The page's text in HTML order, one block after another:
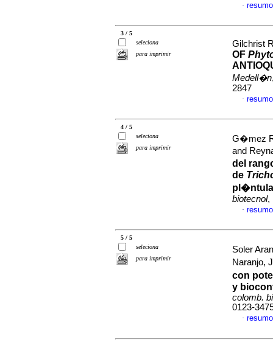
·
3 / 5
seleciona
para imprimir
Gilchrist
OF
Medell�n
2847
·
4 / 5
seleciona
para imprimir
G�mez
and
del
de
biotecnol,
·
5 / 5
seleciona
para imprimir
Soler
Naranjo,
con
y
colomb.
0123-
·